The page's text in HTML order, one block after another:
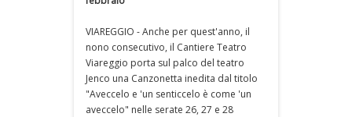
VIAREGGIO - Anche per quest'anno, il
nono consecutivo, il Cantiere Teatro
Viareggio porta sul palco del teatro
Jenco una Canzonetta inedita dal titolo
"Aveccelo e 'un senticcelo è come 'un
aveccelo" nelle serate 26, 27 e 28